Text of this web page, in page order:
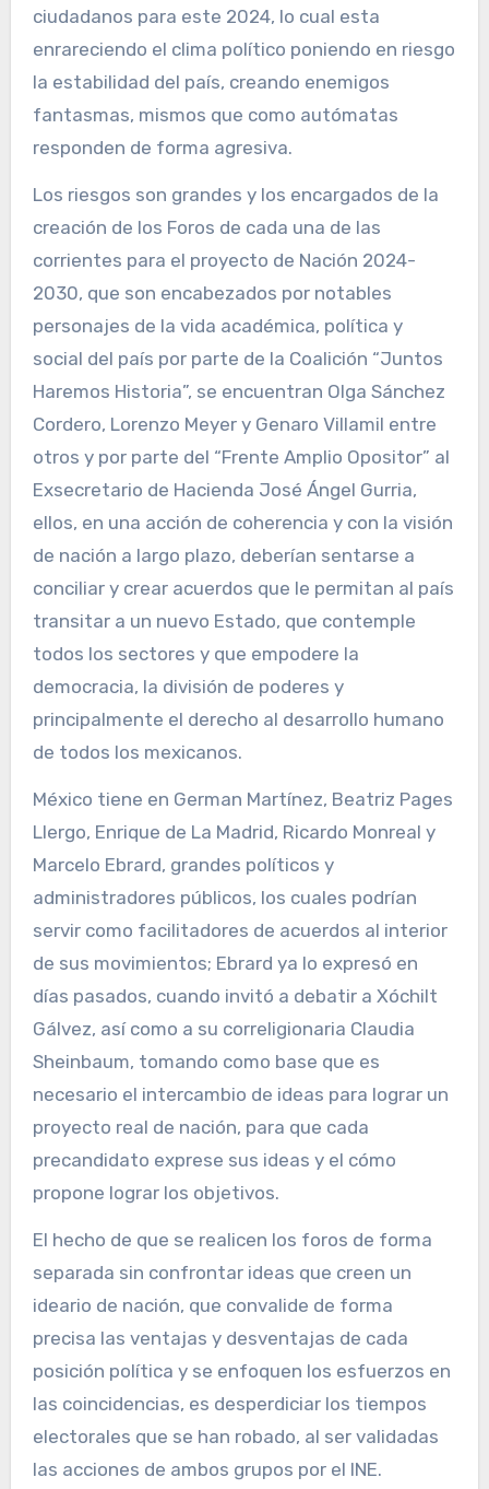
ciudadanos para este 2024, lo cual esta
enrareciendo el clima político poniendo en riesgo
la estabilidad del país, creando enemigos
fantasmas, mismos que como autómatas
responden de forma agresiva.
Los riesgos son grandes y los encargados de la
creación de los Foros de cada una de las
corrientes para el proyecto de Nación 2024-
2030, que son encabezados por notables
personajes de la vida académica, política y
social del país por parte de la Coalición “Juntos
Haremos Historia”, se encuentran Olga Sánchez
Cordero, Lorenzo Meyer y Genaro Villamil entre
otros y por parte del “Frente Amplio Opositor” al
Exsecretario de Hacienda José Ángel Gurria,
ellos, en una acción de coherencia y con la visión
de nación a largo plazo, deberían sentarse a
conciliar y crear acuerdos que le permitan al país
transitar a un nuevo Estado, que contemple
todos los sectores y que empodere la
democracia, la división de poderes y
principalmente el derecho al desarrollo humano
de todos los mexicanos.
México tiene en German Martínez, Beatriz Pages
Llergo, Enrique de La Madrid, Ricardo Monreal y
Marcelo Ebrard, grandes políticos y
administradores públicos, los cuales podrían
servir como facilitadores de acuerdos al interior
de sus movimientos; Ebrard ya lo expresó en
días pasados, cuando invitó a debatir a Xóchilt
Gálvez, así como a su correligionaria Claudia
Sheinbaum, tomando como base que es
necesario el intercambio de ideas para lograr un
proyecto real de nación, para que cada
precandidato exprese sus ideas y el cómo
propone lograr los objetivos.
El hecho de que se realicen los foros de forma
separada sin confrontar ideas que creen un
ideario de nación, que convalide de forma
precisa las ventajas y desventajas de cada
posición política y se enfoquen los esfuerzos en
las coincidencias, es desperdiciar los tiempos
electorales que se han robado, al ser validadas
las acciones de ambos grupos por el INE.